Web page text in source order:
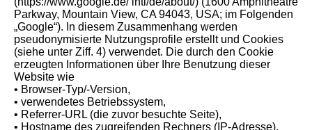
Parkway, Mountain View, CA 94043, USA; im Folgenden
„Google“). In diesem Zusammenhang werden
pseudonymisierte Nutzungsprofile erstellt und Cookies
(siehe unter Ziff. 4) verwendet. Die durch den Cookie
erzeugten Informationen über Ihre Benutzung dieser
Website wie
• Browser-Typ/-Version,
• verwendetes Betriebssystem,
• Referrer-URL (die zuvor besuchte Seite),
• Hostname des zugreifenden Rechners (IP-Adresse),